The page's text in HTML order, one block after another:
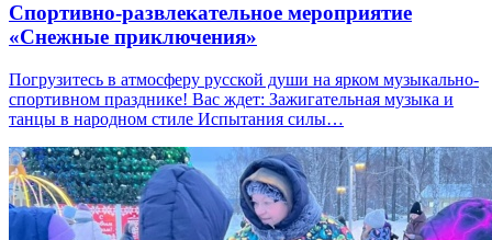
Спортивно-развлекательное мероприятие
«Снежные приключения»
Погрузитесь в атмосферу русской души на ярком музыкально-
спортивном празднике! Вас ждет: Зажигательная музыка и
танцы в народном стиле Испытания силы…